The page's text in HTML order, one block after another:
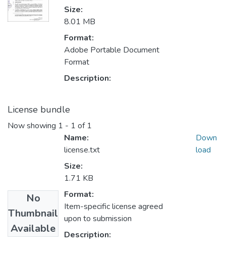
Size:
8.01 MB
Format:
Adobe Portable Document
Format
Description:
License bundle
Now showing 1 - 1 of 1
No
Thumbnail
Available
Name:
license.txt
Size:
1.71 KB
Format:
Item-specific license agreed
upon to submission
Description:
Down
load